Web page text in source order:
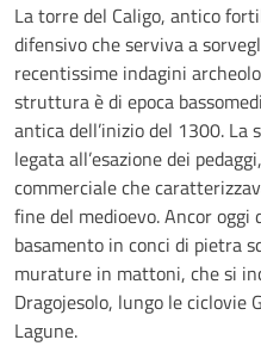
La torre del Caligo, antico
difensivo che serviva a
recentissime indagini
struttura è di epoca
antica dell’inizio del 1300. La
legata all’esazione dei
commerciale che
fine del medioevo. Ancor
basamento in conci di pietra
murature in mattoni, che si
Dragojesolo, lungo le ciclovie
Lagune.